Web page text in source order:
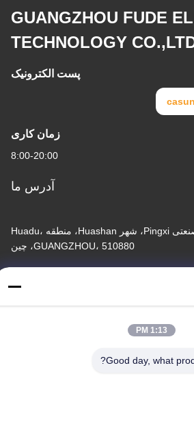
GUANGZHOU FUDE
TECHNOLOGY
پست الکترونیک
زمان کاری
8:00-20:00
آدرس ما
NO.61 منطقه صنعتی Pingxi، شهر Huashan، منطقه Huadu،
GUANGZHOU، 510880، چین
NO.61 منطقه صنعتی Pingxi، شهر Huashan، منطقه Huadu،
GUANGZHOU، 510880، چین
1:13 PM
Good day, what